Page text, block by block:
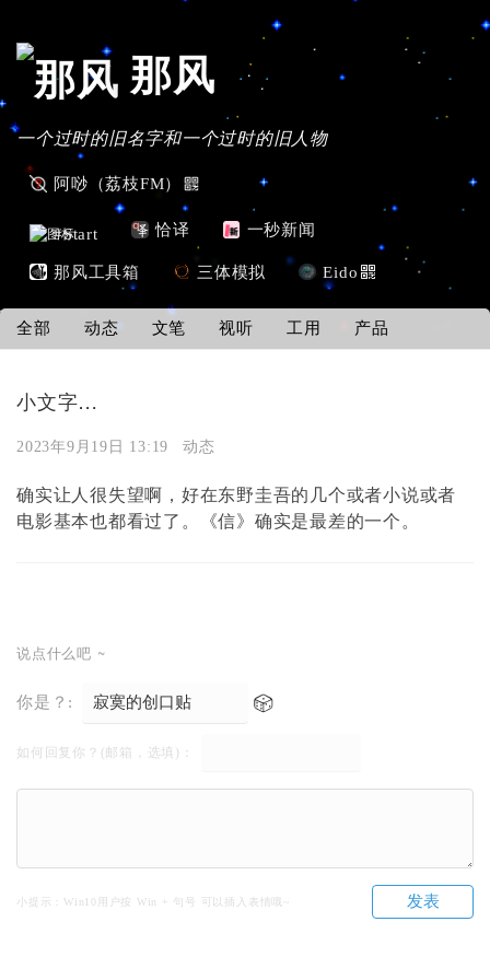
那风
一个过时的旧名字和一个过时的旧人物
阿唦（荔枝FM）
#Start 恰译 一秒新闻
那风工具箱 三体模拟 Eido
全部 动态 文笔 视听 工用 产品
小文字…
2023年9月19日 13:19 动态
确实让人很失望啊，好在东野圭吾的几个或者小说或者
电影基本也都看过了。《信》确实是最差的一个。
说点什么吧 ~
你是？:
如何回复你？(邮箱，选填)：
小提示：Win10用户按 Win + 句号 可以插入表情哦~ 发表